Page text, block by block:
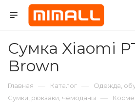
Сумка Xiaomi
Brown
Главная — Каталог — Одежда,
Сумки, рюкзаки, чемоданы —